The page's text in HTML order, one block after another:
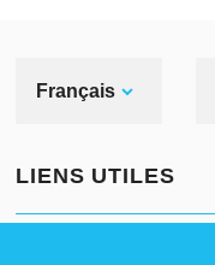
Français
LIENS UTILES